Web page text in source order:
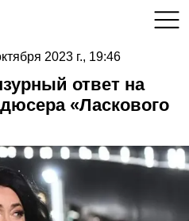
2023 г., 19:46
ответ на
«Ласкового